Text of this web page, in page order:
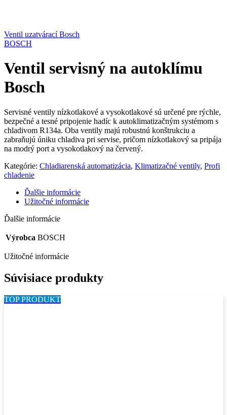
Ventil uzatvárací Bosch
BOSCH
Ventil servisný na autoklímu
Bosch
Servisné ventily nízkotlakové a vysokotlakové sú určené pre rýchle,
bezpečné a tesné pripojenie hadíc k autoklimatizačným systémom s
chladivom R134a. Oba ventily majú robustnú konštrukciu a
zabraňujú úniku chladiva pri servise, pričom nízkotlakový sa pripája
na modrý port a vysokotlakový na červený.
Kategórie: Chladiarenská automatizácia, Klimatizačné ventily, Profi
chladenie
Ďalšie informácie
Užitočné informácie
Ďalšie informácie
Výrobca BOSCH
Užitočné informácie
Súvisiace produkty
TOP PRODUKT